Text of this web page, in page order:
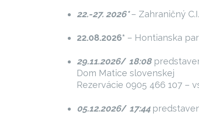
22.-27. 2026*– Zahraničný
22.08.2026* – Hontianska
29.11.2026/ 18:08
Dom Matice slovenskej
Rezervácie 0905 466 107 –
05.12.2026/ 17:44